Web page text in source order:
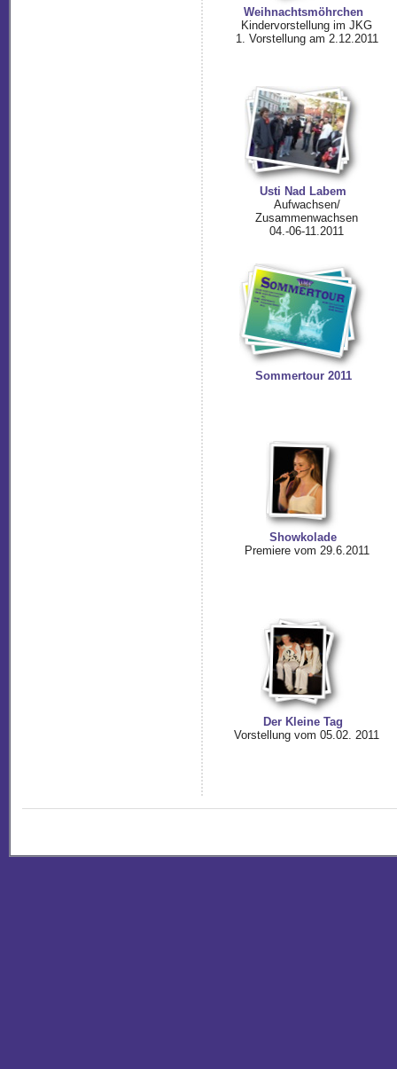
Weihnachtsmöhrchen
Kindervorstellung im JKG
1. Vorstellung am 2.12.2011
Usti Nad Labem
Aufwachsen/
Zusammenwachsen
04.-06-11.2011
Sommertour 2011
Showkolade
Premiere vom 29.6.2011
Der Kleine Tag
Vorstellung vom 05.02. 2011